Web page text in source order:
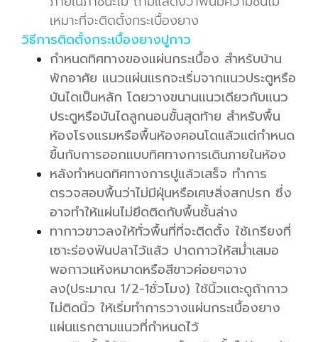
เหมาะที่จะติดตั้งกระเบื้องยาง
วิธีการติดตั้งกระเบื้องยางปูกาว
กำหนดทิศทางของแผ่นกระเบื้อง สำหรับบ้าน
พักอาศัย แนวแผ่นแรกจะเริ่มจากแนวประตูหรือ
บันไดเป็นหลัก โดยวางขนานแนวเดียวกับแนว
ประตูหรือบันไดลูกนอนขั้นสุดท้าย สำหรับพื้น
ห้องโรงแรมหรือพื้นห้องคอนโดแล้วแต่กำหนด
ขึ้นกับการออกแบบทิศทางการเดินภายในห้อง
หลังทำหนดทิศทางการปูแล้วเสร็จ ทำการ
ตรวจสอบพื้นว่าไม่มีฝุ่นหรือเศษสิ่งสกปรก ซึ่ง
อาจทำให้แผ่นไม่ยึดติดกับพื้นชั้นล่าง
ทากาวขาวลงให้ทั่วพื้นที่ที่จะติดตั้ง ใช้เกรียงที่
เซาะร่องฟันปลาไว้แล้ว ปาดกาวให้สม่ำเสมอ
พอกาวแห้งหมาดหรือสีขาวค่อยๆจาง
ลง(ประมาณ 1/2-1ชั่วโมง) ใช้นิ้วแตะดูถ้ากาว
ไม่ติดนิ้ว ให้เริ่มทำการวางแผ่นกระเบื้องยาง
แผ่นแรกตามแนวที่กำหนดไว้